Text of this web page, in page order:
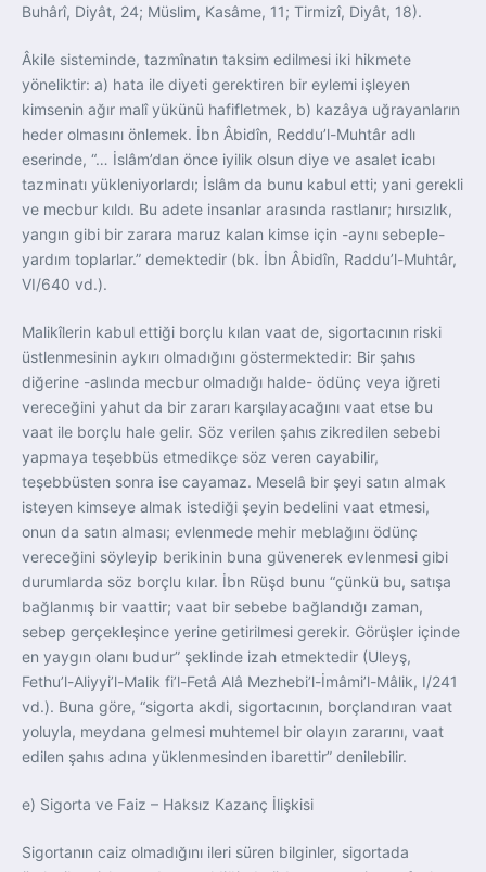
Buhârî, Diyât, 24; Müslim, Kasâme, 11; Tirmizî, Diyât, 18).
Âkile sisteminde, tazmînatın taksim edilmesi iki hikmete
yöneliktir: a) hata ile diyeti gerektiren bir eylemi işleyen
kimsenin ağır malî yükünü hafifletmek, b) kazâya uğrayanların
heder olmasını önlemek. İbn Âbidîn, Reddu’l-Muhtâr adlı
eserinde, “… İslâm’dan önce iyilik olsun diye ve asalet icabı
tazminatı yükleniyorlardı; İslâm da bunu kabul etti; yani gerekli
ve mecbur kıldı. Bu adete insanlar arasında rastlanır; hırsızlık,
yangın gibi bir zarara maruz kalan kimse için -aynı sebeple-
yardım toplarlar.” demektedir (bk. İbn Âbidîn, Raddu’l-Muhtâr,
VI/640 vd.).
Malikîlerin kabul ettiği borçlu kılan vaat de, sigortacının riski
üstlenmesinin aykırı olmadığını göstermektedir: Bir şahıs
diğerine -aslında mecbur olmadığı halde- ödünç veya iğreti
vereceğini yahut da bir zararı karşılayacağını vaat etse bu
vaat ile borçlu hale gelir. Söz verilen şahıs zikredilen sebebi
yapmaya teşebbüs etmedikçe söz veren cayabilir,
teşebbüsten sonra ise cayamaz. Meselâ bir şeyi satın almak
isteyen kimseye almak istediği şeyin bedelini vaat etmesi,
onun da satın alması; evlenmede mehir meblağını ödünç
vereceğini söyleyip berikinin buna güvenerek evlenmesi gibi
durumlarda söz borçlu kılar. İbn Rüşd bunu “çünkü bu, satışa
bağlanmış bir vaattir; vaat bir sebebe bağlandığı zaman,
sebep gerçekleşince yerine getirilmesi gerekir. Görüşler içinde
en yaygın olanı budur” şeklinde izah etmektedir (Uleyş,
Fethu’l-Aliyyi’l-Malik fi’l-Fetâ Alâ Mezhebi’l-İmâmi’l-Mâlik, I/241
vd.). Buna göre, “sigorta akdi, sigortacının, borçlandıran vaat
yoluyla, meydana gelmesi muhtemel bir olayın zararını, vaat
edilen şahıs adına yüklenmesinden ibarettir” denilebilir.
e) Sigorta ve Faiz – Haksız Kazanç İlişkisi
Sigortanın caiz olmadığını ileri süren bilginler, sigortada